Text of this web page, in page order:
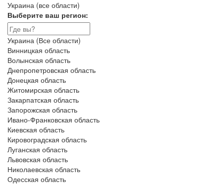
Украина (все области)
Выберите ваш регион:
Украина (Все области)
Винницкая область
Волынская область
Днепропетровская область
Донецкая область
Житомирская область
Закарпатская область
Запорожская область
Ивано-Франковская область
Киевская область
Кировоградская область
Луганская область
Львовская область
Николаевская область
Одесская область